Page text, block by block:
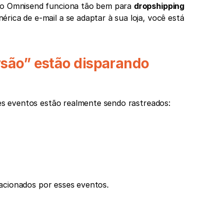
Omnisend funciona tão bem para dropshipping
de e-mail a se adaptar à sua loja, você está
estão disparando
eventos estão realmente sendo rastreados:
por esses eventos.